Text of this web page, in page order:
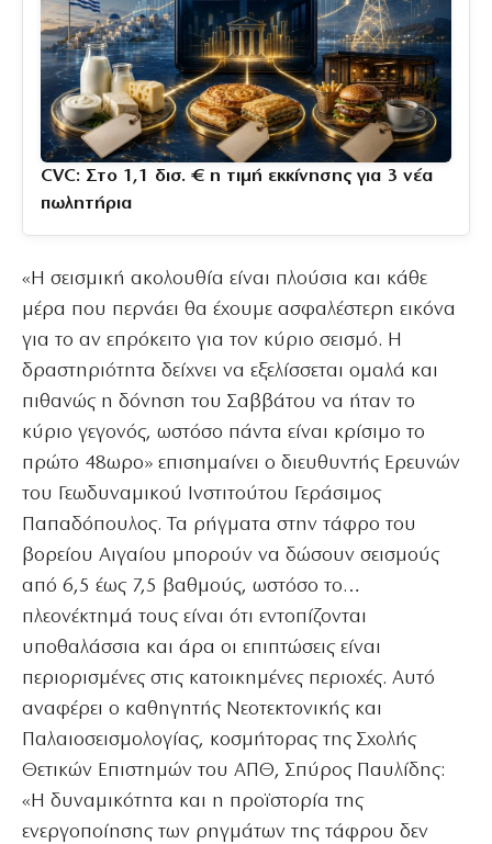
CVC: Στο 1,1 δισ. € η τιμή εκκίνησης για 3 νέα
πωλητήρια
«Η σεισμική ακολουθία είναι πλούσια και κάθε
μέρα που περνάει θα έχουμε ασφαλέστερη εικόνα
για το αν επρόκειτο για τον κύριο σεισμό. Η
δραστηριότητα δείχνει να εξελίσσεται ομαλά και
πιθανώς η δόνηση του Σαββάτου να ήταν το
κύριο γεγονός, ωστόσο πάντα είναι κρίσιμο το
πρώτο 48ωρο» επισημαίνει ο διευθυντής Ερευνών
του Γεωδυναμικού Ινστιτούτου Γεράσιμος
Παπαδόπουλος. Τα ρήγματα στην τάφρο του
βορείου Αιγαίου μπορούν να δώσουν σεισμούς
από 6,5 έως 7,5 βαθμούς, ωστόσο το…
πλεονέκτημά τους είναι ότι εντοπίζονται
υποθαλάσσια και άρα οι επιπτώσεις είναι
περιορισμένες στις κατοικημένες περιοχές. Αυτό
αναφέρει ο καθηγητής Νεοτεκτονικής και
Παλαιοσεισμολογίας, κοσμήτορας της Σχολής
Θετικών Επιστημών του ΑΠΘ, Σπύρος Παυλίδης:
«Η δυναμικότητα και η προϊστορία της
ενεργοποίησης των ρηγμάτων της τάφρου δεν